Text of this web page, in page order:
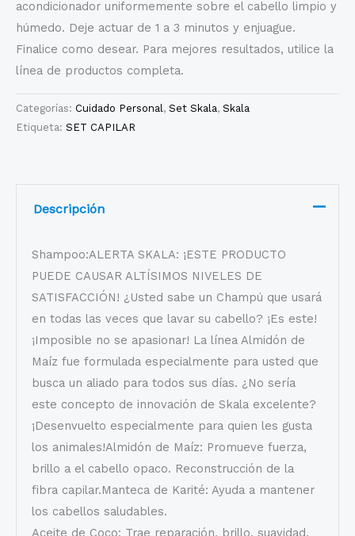
acondicionador uniformemente sobre el cabello limpio y
húmedo. Deje actuar de 1 a 3 minutos y enjuague.
Finalice como desear. Para mejores resultados, utilice la
línea de productos completa.
Categorías: Cuidado Personal, Set Skala, Skala
Etiqueta: SET CAPILAR
Descripción
Shampoo:ALERTA SKALA: ¡ESTE PRODUCTO
PUEDE CAUSAR ALTÍSIMOS NIVELES DE
SATISFACCIÓN! ¿Usted sabe un Champú que usará
en todas las veces que lavar su cabello? ¡Es este!
¡Imposible no se apasionar! La línea Almidón de
Maíz fue formulada especialmente para usted que
busca un aliado para todos sus días. ¿No sería
este concepto de innovación de Skala excelente?
¡Desenvuelto especialmente para quien les gusta
los animales!Almidón de Maíz: Promueve fuerza,
brillo a el cabello opaco. Reconstrucción de la
fibra capilar.Manteca de Karité: Ayuda a mantener
los cabellos saludables.
Aceite de Coco: Trae reparación, brillo, suavidad,